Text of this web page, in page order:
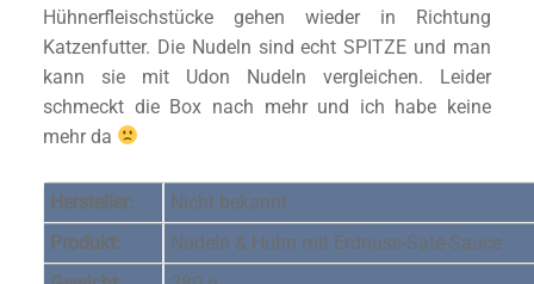
Hühnerfleischstücke gehen wieder in Richtung
Katzenfutter. Die Nudeln sind echt SPITZE und man
kann sie mit Udon Nudeln vergleichen. Leider
schmeckt die Box nach mehr und ich habe keine
mehr da
Hersteller:
Nicht bekannt
Produkt:
Nudeln & Huhn mit Erdnuss-Saté-Sauce